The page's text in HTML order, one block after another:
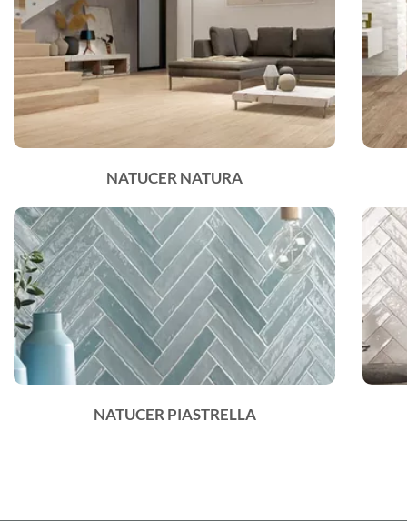
NATUCER NATURA
NATUCER PIASTRELLA